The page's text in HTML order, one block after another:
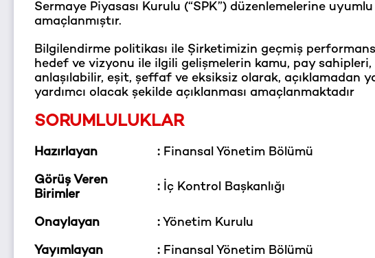
Sermaye Piyasası Kurulu (“SPK”) düzenlemelerine
amaçlanmıştır.
Bilgilendirme politikası ile Şirketimizin geçmiş
hedef ve vizyonu ile ilgili gelişmelerin kamu, pay
anlaşılabilir, eşit, şeffaf ve eksiksiz olarak, açıklamadan
yardımcı olacak şekilde açıklanması amaçlanmaktadır
SORUMLULUKLAR
Hazırlayan : Finansal Yönetim Bölümü
Görüş Veren
Birimler
: İç Kontrol Başkanlığı
Onaylayan : Yönetim Kurulu
Yayımlayan : Finansal Yönetim Bölümü